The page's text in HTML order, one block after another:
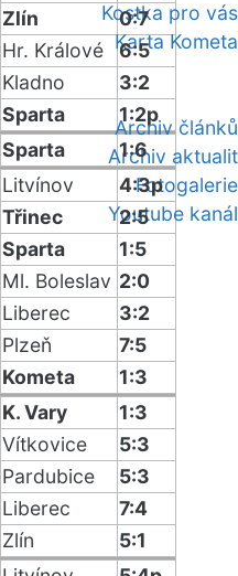
Kostka pro vás
Karta Kometa
Archiv článků
Archiv aktualit
Fotogalerie
Youtube kanál
Zlín
0:7
Hr. Králové
6:5
Kladno
3:2
Sparta
1:2p
Sparta
1:6
Litvínov
4:3p
Třinec
2:5
Sparta
1:5
Ml. Boleslav 2:0
Liberec
3:2
Plzeň
7:5
Kometa
1:3
K. Vary
1:3
Vítkovice
5:3
Pardubice
5:3
Liberec
7:4
Zlín
5:1